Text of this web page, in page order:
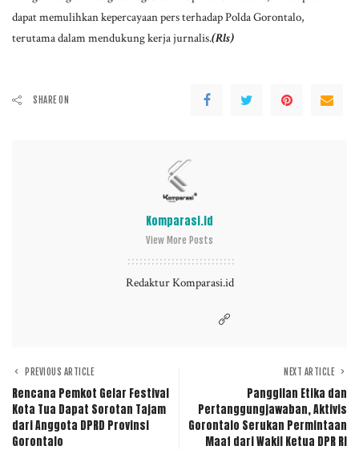
dapat memulihkan kepercayaan pers terhadap Polda Gorontalo,
terutama dalam mendukung kerja jurnalis.(Rls)
SHARE ON
Komparasi.id
View More Posts
Redaktur Komparasi.id
PREVIOUS ARTICLE
Rencana Pemkot Gelar Festival
Kota Tua Dapat Sorotan Tajam
dari Anggota DPRD Provinsi
Gorontalo
NEXT ARTICLE
Panggilan Etika dan
Pertanggungjawaban, Aktivis
Gorontalo Serukan Permintaan
Maaf dari Wakil Ketua DPR RI